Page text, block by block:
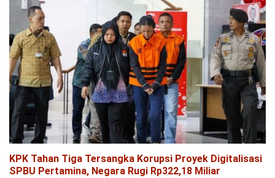
KPK Tahan Tiga Tersangka Korupsi Proyek Digitalisasi
SPBU Pertamina, Negara Rugi Rp322,18 Miliar